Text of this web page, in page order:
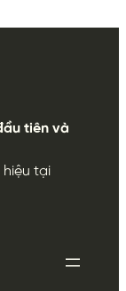
tiên và
hiệu tại